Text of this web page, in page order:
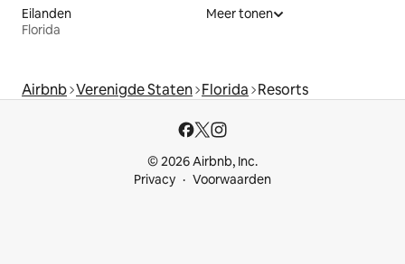
Eilanden
Florida
Meer tonen
Airbnb Verenigde Staten Florida Resorts
© 2026 Airbnb, Inc.
Privacy
Voorwaarden